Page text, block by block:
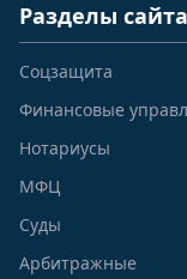
Разделы сайта
Соцзащита
Финансовые
Нотариусы
МФЦ
Суды
Арбитражные